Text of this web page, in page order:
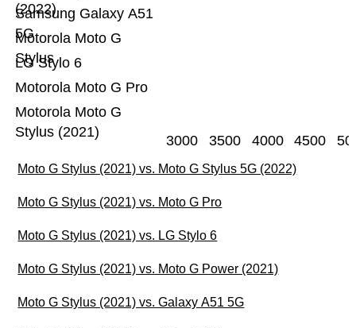
Motorola Moto G
Stylus (2021)
Motorola Moto G Pro
LG Stylo 6
Motorola Moto G
Stylus
Samsung Galaxy A51
5G
(2022)
3000 3500 4000 4500
Moto G Stylus (2021) vs. Moto G Stylus 5G (2022)
Moto G Stylus (2021) vs. Moto G Pro
Moto G Stylus (2021) vs. LG Stylo 6
Moto G Stylus (2021) vs. Moto G Power (2021)
Moto G Stylus (2021) vs. Galaxy A51 5G